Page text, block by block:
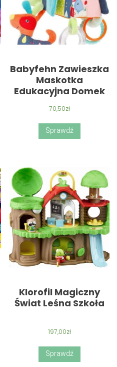
Babyfehn Zawieszka
Maskotka
Edukacyjna Domek
70,50zł
Sprawdź
Klorofil Magiczny
Świat Leśna Szkoła
197,00zł
Sprawdź